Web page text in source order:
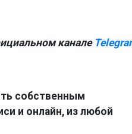
канале
собственным
и онлайн, из любой